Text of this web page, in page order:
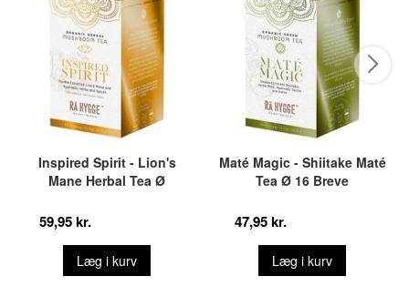
Inspired Spirit - Lion's
Mane Herbal Tea Ø
59,95 kr.
Læg i kurv
Maté Magic - Shiitake Maté
Tea Ø 16 Breve
47,95 kr.
Læg i kurv